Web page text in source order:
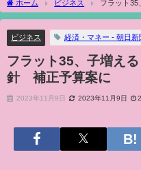
ホーム ビジネス
フラット
予算案に
ビジネス 経済・マネー - 朝日新
フラット35、子増え
針 補正予算案に
2023年11月9日 2023年11月9日